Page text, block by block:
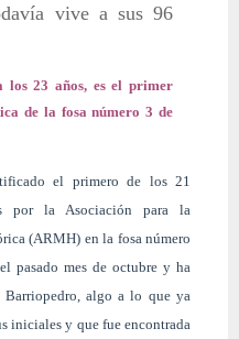
vive a sus 96
los 23 años, es el primer
de la fosa número 3 de
el primero de los 21
por la Asociación para la
(ARMH) en la fosa número
pasado mes de octubre y ha
algo a lo que ya
iniciales y que fue encontrada